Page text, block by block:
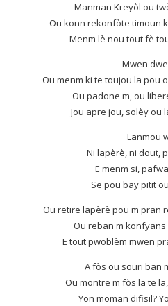
Manman Kreyòl ou
Ou konn rekonfòte timoun
Menm lè nou tout fè
Mwen
Ou menm ki te toujou la pou
Ou padone m, ou
Jou apre jou, solèy ou
Lanmou
Ni lapèrè, ni dout,
E menm si,
Se pou bay pitit
Ou retire lapèrè pou m pran
Ou reban m
E tout pwoblèm mwen
A fòs ou souri ban
Ou montre m fòs la te
Yon moman difisil?